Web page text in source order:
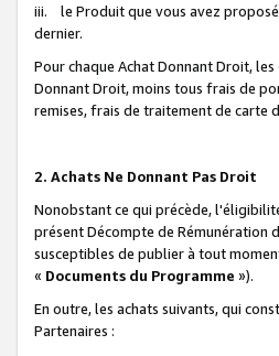
iii. le Produit que vous avez proposé
dernier.
Pour chaque Achat Donnant Droit, les
Donnant Droit, moins tous frais de
remises, frais de traitement de carte
2. Achats Ne Donnant Pas Droit
Nonobstant ce qui précède,
présent Décompte de Rémunération
susceptibles de publier à tout
« Documents du Programme »).
En outre, les achats suivants, qui
Partenaires :